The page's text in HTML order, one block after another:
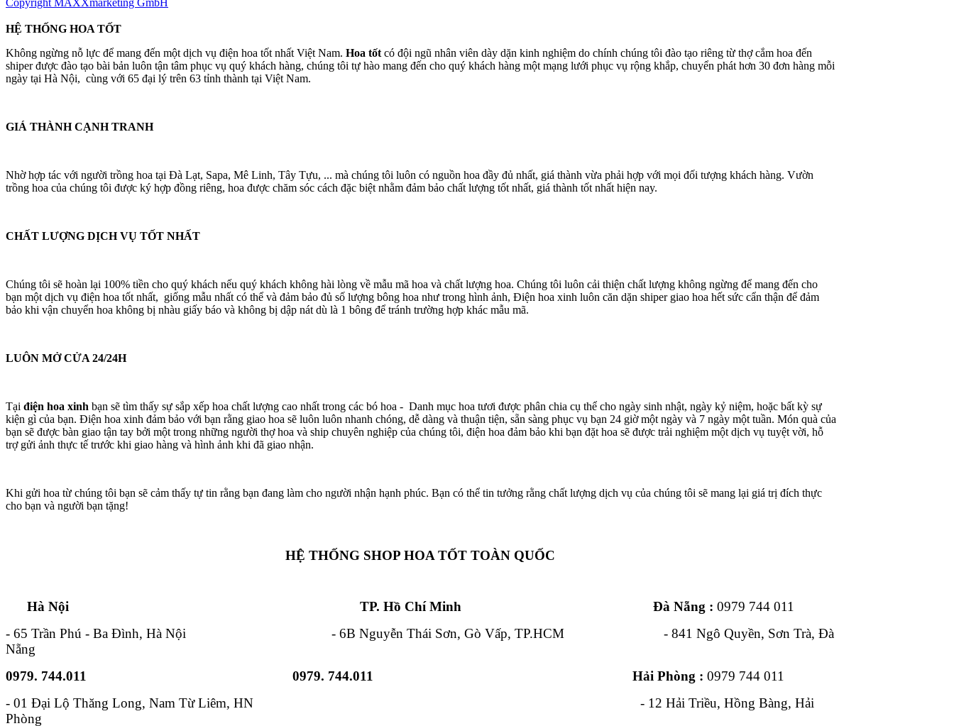
HỆ THỐNG HOA TỐT
Không ngừng nỗ lực để mang đến một dịch vụ điện hoa tốt nhất Việt Nam. Hoa tốt có đội ngũ nhân viên dày dặn kinh nghiệm do chính chúng tôi đào tạo riêng từ thợ cắm hoa đến
shiper được đào tạo bài bản luôn tận tâm phục vụ quý khách hàng, chúng tôi tự hào mang đến cho quý khách hàng một mạng lưới phục vụ rộng khắp, chuyển phát hơn 30 đơn hàng mỗi
ngày tại Hà Nội, cùng với 65 đại lý trên 63 tỉnh thành tại Việt Nam.
GIÁ THÀNH CẠNH TRANH
Nhờ hợp tác với người trồng hoa tại Đà Lạt, Sapa, Mê Linh, Tây Tựu, ... mà chúng tôi luôn có nguồn hoa đầy đủ nhất, giá thành vừa phải hợp với mọi đối tượng khách hàng. Vườn
trồng hoa của chúng tôi được ký hợp đồng riêng, hoa được chăm sóc cách đặc biệt nhằm đảm bảo chất lượng tốt nhất, giá thành tốt nhất hiện nay.
CHẤT LƯỢNG DỊCH VỤ TỐT NHẤT
Chúng tôi sẽ hoàn lại 100% tiền cho quý khách nếu quý khách không hài lòng về mẫu mã hoa và chất lượng hoa. Chúng tôi luôn cải thiện chất lượng không ngừng để mang đến cho
bạn một dịch vụ điện hoa tốt nhất, giống mẫu nhất có thể và đảm bảo đủ số lượng bông hoa như trong hình ảnh, Điện hoa xinh luôn căn dặn shiper giao hoa hết sức cẩn thận để đảm
bảo khi vận chuyển hoa không bị nhàu giấy báo và không bị dập nát dù là 1 bông để tránh trường hợp khác mẫu mã.
LUÔN MỞ CỬA 24/24H
Tại điện hoa xinh bạn sẽ tìm thấy sự sắp xếp hoa chất lượng cao nhất trong các bó hoa - Danh mục hoa tươi được phân chia cụ thể cho ngày sinh nhật, ngày kỷ niệm, hoặc bất kỳ sự
kiện gì của bạn. Điện hoa xinh đảm bảo với bạn rằng giao hoa sẽ luôn luôn nhanh chóng, dễ dàng và thuận tiện, sẵn sàng phục vụ bạn 24 giờ một ngày và 7 ngày một tuần. Món quà của
bạn sẽ được bàn giao tận tay bởi một trong những người thợ hoa và ship chuyên nghiệp của chúng tôi, điện hoa đảm bảo khi bạn đặt hoa sẽ được trải nghiệm một dịch vụ tuyệt vời, hỗ
trợ gửi ảnh thực tế trước khi giao hàng và hình ảnh khi đã giao nhận.
Khi gửi hoa từ chúng tôi bạn sẽ cảm thấy tự tin rằng bạn đang làm cho người nhận hạnh phúc. Bạn có thể tin tưởng rằng chất lượng dịch vụ của chúng tôi sẽ mang lại giá trị đích thực
cho bạn và người bạn tặng!
HỆ THỐNG SHOP HOA TỐT TOÀN QUỐC
Hà Nội TP. Hồ Chí Minh Đà Nẵng : 0979 744 011
- 65 Trần Phú - Ba Đình, Hà Nội - 6B Nguyễn Thái Sơn, Gò Vấp, TP.HCM - 841 Ngô Quyền, Sơn Trà, Đà
Nẵng
0979. 744.011
0979. 744.011 Hải Phòng : 0979 744 011
- 01 Đại Lộ Thăng Long, Nam Từ Liêm, HN - 12 Hải Triều, Hồng Bàng, Hải
Phòng